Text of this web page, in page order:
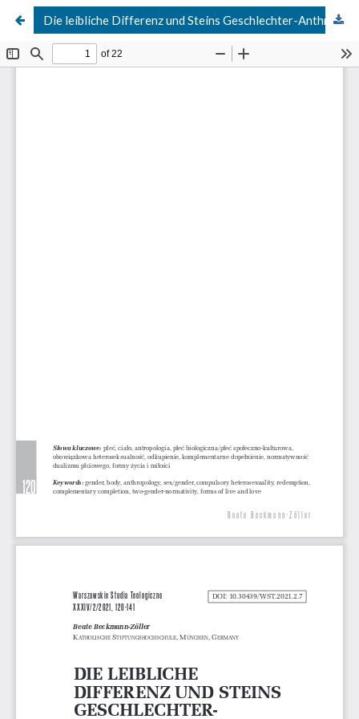
Die leibliche Differenz und Steins Geschlechter-Anthropologie